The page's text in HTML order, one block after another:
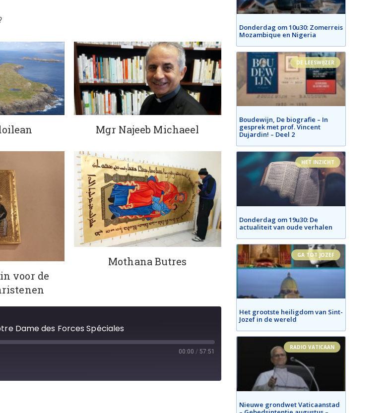
Mgr Najeeb Michaeel
voor de
Mothana Butres
Dame des Forces Spéciales
00:00 / 57:51
Donderdag om 10u30: Zomerreis
Mozambique en Nigeria
DE LEESWIJZER
Boudewijn, De biografie – In
gesprek met prof. Vincent
Dujardin! – Deel 2
HET INZICHT
Donderdag om 19u30: De
actualiteit van oude verhalen
GA TOT JOZEF
Het grootste heiligdom van Sint-
Jozef in de wereld
RADIO VATICAAN
Nieuwe grondwet Vaticaanstad